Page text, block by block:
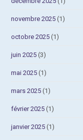
novembre 2025 (1)
octobre 2025 (1)
juin 2025 (3)
mai 2025 (1)
mars 2025 (1)
février 2025 (1)
janvier 2025 (1)